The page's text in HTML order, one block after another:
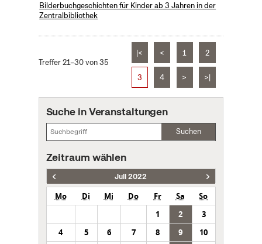
Bilderbuchgeschichten für Kinder ab 3 Jahren in der
Zentralbibliothek
Treffer 21–30 von 35
|< < 1 2
3 4 > >|
Suche in Veranstaltungen
Suchen
Zeitraum wählen
Juli 2022
Mo Di Mi Do Fr Sa
So
1
2
3
4
5 6 7 8 9
10